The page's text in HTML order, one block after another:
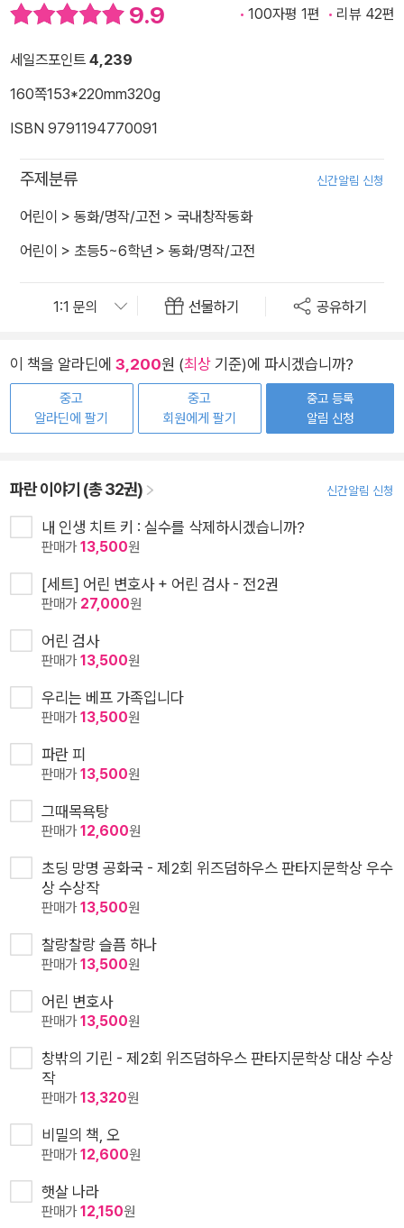
9.9 100자평 1편 리뷰 42편
세일즈포인트 4,239
160쪽153*220mm320g
ISBN 9791194770091
주제분류 신간알림 신청
어린이 > 동화/명작/고전 > 국내창작동화
어린이 > 초등5~6학년 > 동화/명작/고전
선물하기 공유하기
이 책을 알라딘에 3,200원 (최상 기준)에 파시겠습니까?
중고
알라딘에 팔기
중고
회원에게 팔기
중고 등록
알림 신청
파란 이야기 (총 32권) 신간알림 신청
내 인생 치트 키 : 실수를 삭제하시겠습니까?
판매가13,500원
[세트] 어린 변호사 + 어린 검사 - 전2권
판매가 27,000원
어린 검사
판매가13,500원
우리는 베프 가족입니다
판매가13,500원
파란 피
판매가13,500원
그때목욕탕
판매가12,600원
초딩 망명 공화국 - 제2회 위즈덤하우스 판타지문학상 우수
상 수상작
판매가13,500원
찰랑찰랑 슬픔 하나
판매가13,500원
어린 변호사
판매가13,500원
창밖의 기린 - 제2회 위즈덤하우스 판타지문학상 대상 수상
작
판매가13,320원
비밀의 책, 오
판매가12,600원
햇살 나라
판매가12,150원